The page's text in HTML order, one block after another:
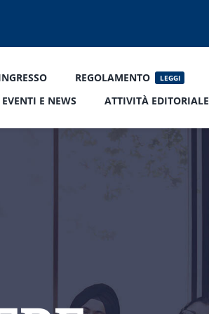
REGOLAMENTO LEGGI
EVENTI E NEWS
ATTIVITÀ EDITORIALE